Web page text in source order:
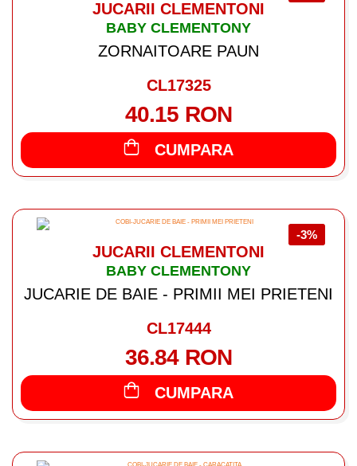
JUCARII CLEMENTONI
BABY CLEMENTONY
ZORNAITOARE PAUN
CL17325
40.15 RON
CUMPARA
-3%
JUCARII CLEMENTONI
BABY CLEMENTONY
JUCARIE DE BAIE - PRIMII MEI PRIETENI
CL17444
36.84 RON
CUMPARA